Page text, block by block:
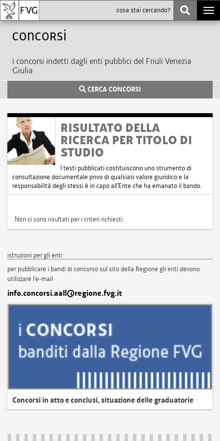
Concorsi
i concorsi indetti dagli enti pubblici del Friuli Venezia
Giulia
CERCA CONCORSI
RISULTATO DELLA
RICERCA PER TITOLO DI
STUDIO
I testi pubblicati costituiscono uno strumento di
consultazione documentale privo di qualsiasi valore giuridico e la
responsabilità degli stessi è in capo all'Ente che ha emanato il bando.
Non ci sono risultati per i criteri richiesti.
istruzioni per gli enti
per pubblicare i bandi di concorso sul sito della Regione gli enti devono
utilizzare l'e-mail
info.concorsi.aall@regione.fvg.it
Concorsi in atto e conclusi, situazione delle graduatorie